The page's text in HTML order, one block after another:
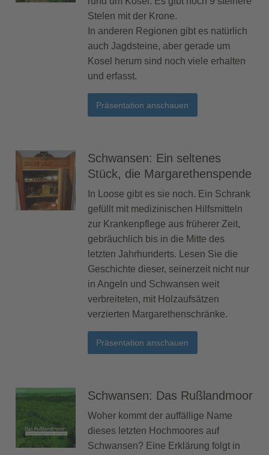
Stelen mit der Krone.
In anderen Regionen gibt es natürlich
auch Jagdsteine, aber gerade um
Kosel herum sind noch viele erhalten
und erfasst.
Präsentation anschauen
Schwansen: Ein seltenes
Stück, die Margarethenspende
In Loose gibt es sie noch. Ein Schrank
gefüllt mit medizinischen Hilfsmitteln
zur Krankenpflege aus früherer Zeit,
gebräuchlich bis in die Mitte des
letzten Jahrhunderts. Lesen Sie die
Geschichte dieser, seinerzeit nicht nur
in Angeln und Schwansen weit
verbreiteten, mit Holzaufsätzen
verzierten Margarethenschränke.
Präsentation anschauen
Schwansen: Das Rußlandmoor
Woher kommt der auffällige Name
dieses letzten Hochmoores auf
Schwansen? Eine Erklärung folgt in